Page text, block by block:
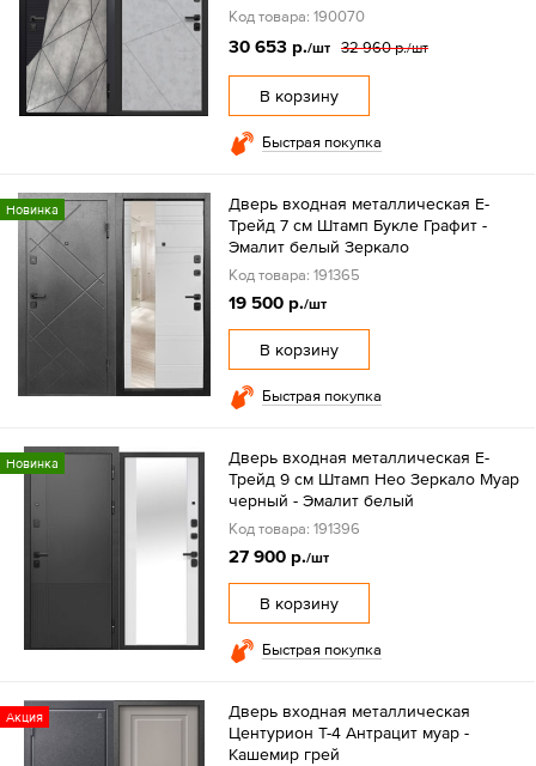
Код товара: 190070
30 653 р./шт 32 960 р./шт
В корзину
Быстрая покупка
Новинка
Дверь входная металлическая Е-
Трейд 7 см Штамп Букле Графит -
Эмалит белый Зеркало
Код товара: 191365
19 500 р./шт
В корзину
Быстрая покупка
Новинка
Дверь входная металлическая Е-
Трейд 9 см Штамп Нео Зеркало Муар
черный - Эмалит белый
Код товара: 191396
27 900 р./шт
В корзину
Быстрая покупка
Акция
Дверь входная металлическая
Центурион Т-4 Антрацит муар -
Кашемир грей